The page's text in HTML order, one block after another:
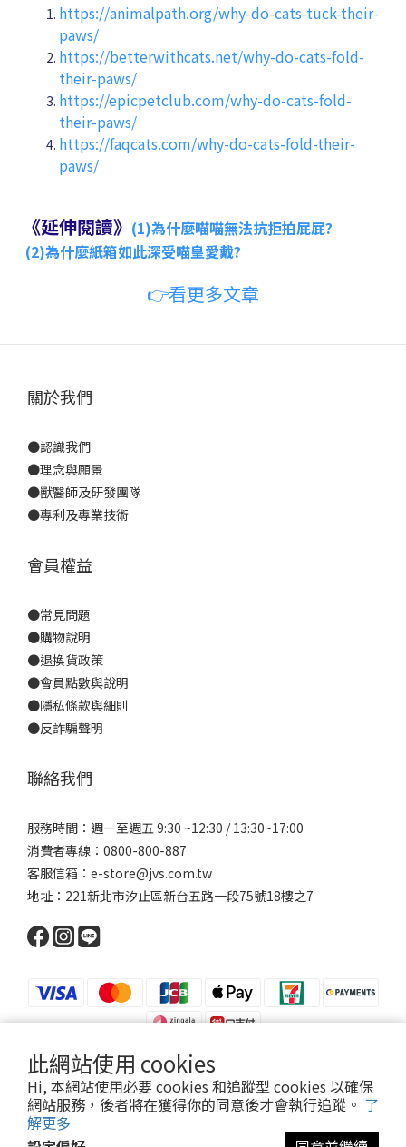
此網站使用 cookies
Hi, 本網站使用必要 cookies 和追蹤型 cookies 以確保
網站服務，後者將在獲得你的同意後才會執行追蹤。 了
解更多
https://animalpath.org/why-do-cats-tuck-their-
paws/
https://betterwithcats.net/why-do-cats-fold-
their-paws/
https://epicpetclub.com/why-do-cats-fold-
their-paws/
https://faqcats.com/why-do-cats-fold-their-
paws/
《延伸閱讀》 (1)為什麼喵喵無法抗拒拍屁屁?
(2)為什麼紙箱如此深受喵皇愛戴?
👉看更多文章
關於我們
●認識我們
●理念與願景
●獸醫師及研發團隊
●專利及專業技術
會員權益
●常見問題
●購物說明
●退換貨政策
●會員點數與說明
●隱私條款與細則
●反詐騙聲明
聯絡我們
服務時間：週一至週五 9:30 ~12:30 / 13:30~17:00
消費者專線：0800-800-887
客服信箱：e-store@jvs.com.tw
地址：221新北市汐止區新台五路一段75號18樓之7
Copyright 2021 ©寶昕股份有限公司 | Johnson V Science Corp., Ltd.
本公司所有產品已投保富邦產物產品責任險1000萬元